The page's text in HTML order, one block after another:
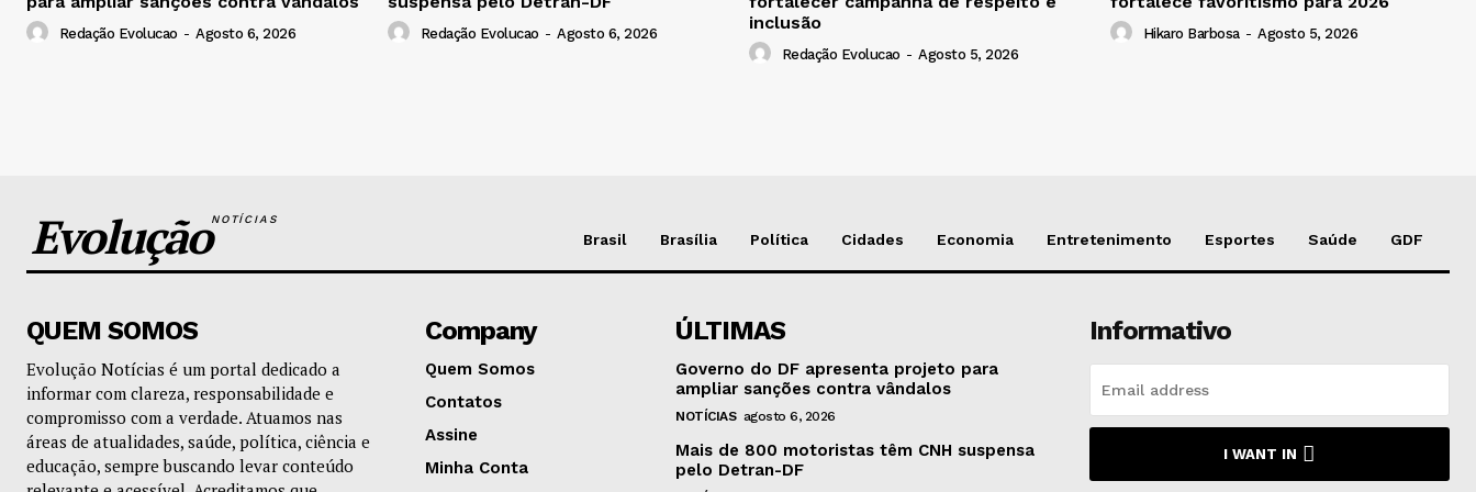
Redação Evolucao - Agosto 6, 2026 Redação Evolucao - Agosto 6, 2026
inclusão
Redação Evolucao - Agosto 5, 2026
Hikaro Barbosa - Agosto 5, 2026
EvoluçãoNOTÍCIAS
Brasil Brasília Política Cidades Economia Entretenimento Esportes Saúde GDF
QUEM SOMOS
Evolução Notícias é um portal dedicado a
informar com clareza, responsabilidade e
compromisso com a verdade. Atuamos nas
áreas de atualidades, saúde, política, ciência e
educação, sempre buscando levar conteúdo
Company
Quem Somos
Contatos
Assine
Minha Conta
ÚLTIMAS
Governo do DF apresenta projeto para
ampliar sanções contra vândalos
NOTÍCIAS agosto 6, 2026
Mais de 800 motoristas têm CNH suspensa
pelo Detran-DF
Informativo
I WANT IN